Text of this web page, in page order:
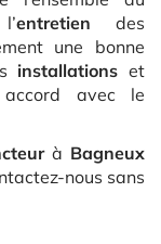
entretien des
une bonne
installations et
avec le
à Bagneux
nous sans